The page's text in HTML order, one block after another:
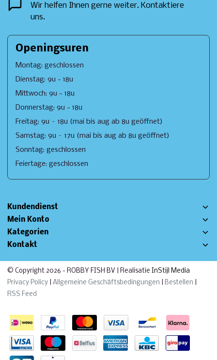
Wir helfen Ihnen gerne weiter. Kontaktiere
uns.
Openingsuren
Montag: geschlossen
Dienstag: 9u - 18u
Mittwoch: 9u - 18u
Donnerstag: 9u - 18u
Freitag: 9u – 18u (mai bis aug ab 8u geöffnet)
Samstag: 9u – 17u (mai bis aug ab 8u geöffnet)
Sonntag: geschlossen
Feiertage: geschlossen
Kundendienst
Mein Konto
Kategorien
Kontakt
© Copyright 2026 - ROBBY FISH BV | Realisatie InStijl Media
Privacy Policy
Allgemeine Geschäftsbedingungen Bestellen
RSS Feed